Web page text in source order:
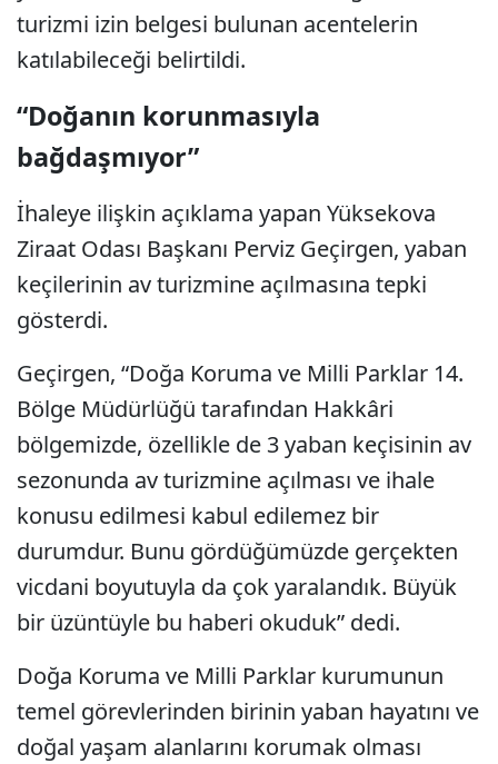
turizmi izin belgesi bulunan acentelerin
katılabileceği belirtildi.
“Doğanın korunmasıyla
bağdaşmıyor”
İhaleye ilişkin açıklama yapan Yüksekova
Ziraat Odası Başkanı Perviz Geçirgen, yaban
keçilerinin av turizmine açılmasına tepki
gösterdi.
Geçirgen, “Doğa Koruma ve Milli Parklar 14.
Bölge Müdürlüğü tarafından Hakkâri
bölgemizde, özellikle de 3 yaban keçisinin av
sezonunda av turizmine açılması ve ihale
konusu edilmesi kabul edilemez bir
durumdur. Bunu gördüğümüzde gerçekten
vicdani boyutuyla da çok yaralandık. Büyük
bir üzüntüyle bu haberi okuduk” dedi.
Doğa Koruma ve Milli Parklar kurumunun
temel görevlerinden birinin yaban hayatını ve
doğal yaşam alanlarını korumak olması